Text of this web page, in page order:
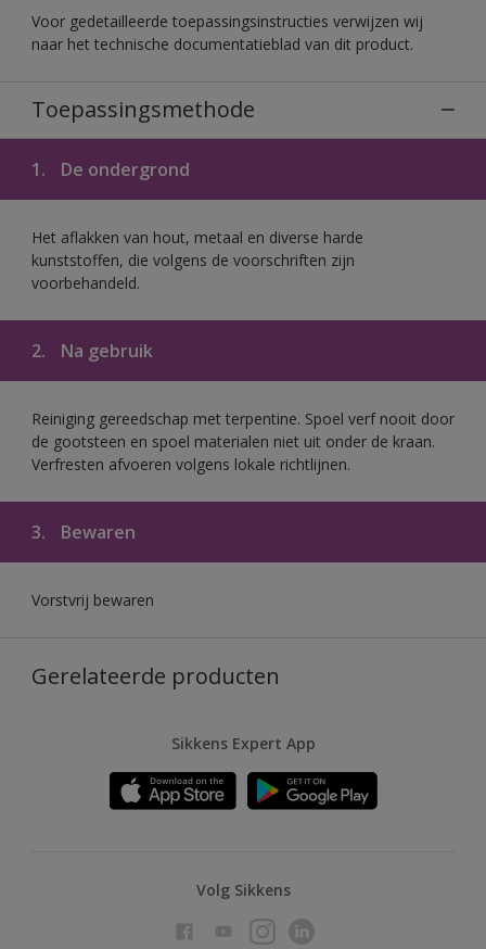
Voor gedetailleerde toepassingsinstructies verwijzen wij
naar het technische documentatieblad van dit product.
Toepassingsmethode
1. De ondergrond
Het aflakken van hout, metaal en diverse harde
kunststoffen, die volgens de voorschriften zijn
voorbehandeld.
2. Na gebruik
Reiniging gereedschap met terpentine. Spoel verf nooit door
de gootsteen en spoel materialen niet uit onder de kraan.
Verfresten afvoeren volgens lokale richtlijnen.
3. Bewaren
Vorstvrij bewaren
Gerelateerde producten
Sikkens Expert App
Volg Sikkens